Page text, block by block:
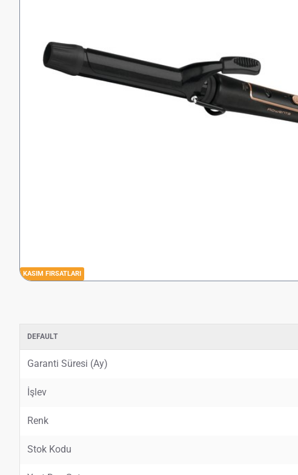
KASIM FIRSATLARI
DEFAULT
Garanti Süresi (Ay)
İşlev
Renk
Stok Kodu